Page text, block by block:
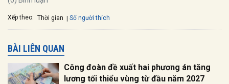
Xếp theo: Thời gian Số người thích
BÀI LIÊN QUAN
Công đoàn đề xuất hai phương án tăng
lương tối thiểu vùng từ đầu năm 2027